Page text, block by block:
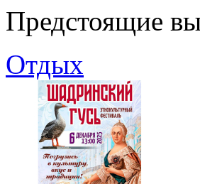
Предстоящие
Отдых